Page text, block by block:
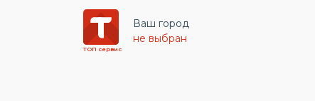
ТОП сервис
Ваш город
не выбран